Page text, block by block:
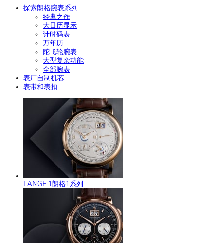
探索朗格腕表系列
经典之作
大日历显示
计时码表
万年历
陀飞轮腕表
大型复杂功能
全部腕表
表厂自制机芯
表带和表扣
LANGE 1朗格1系列